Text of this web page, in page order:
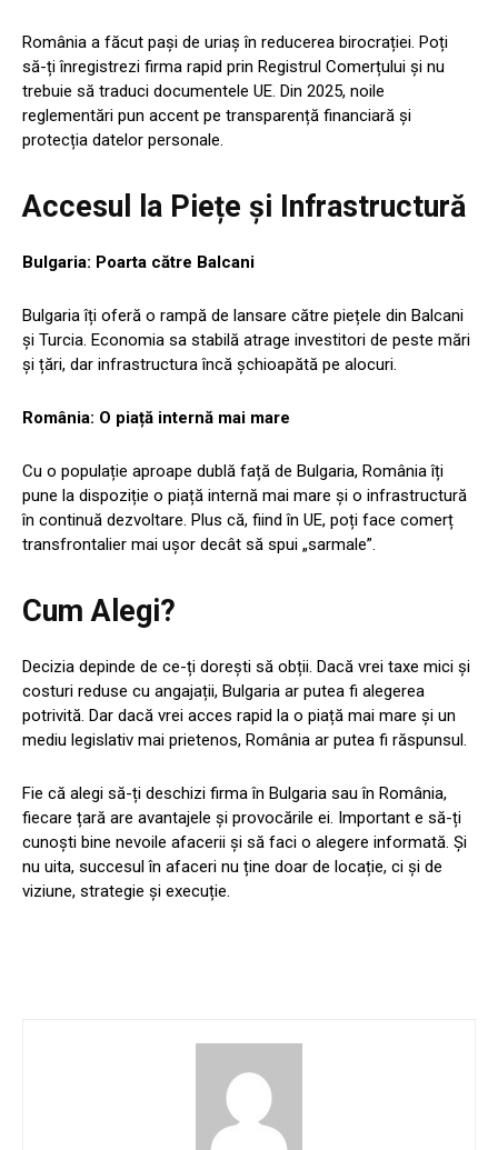
România a făcut pași de uriaș în reducerea birocrației. Poți
să-ți înregistrezi firma rapid prin Registrul Comerțului și nu
trebuie să traduci documentele UE. Din 2025, noile
reglementări pun accent pe transparență financiară și
protecția datelor personale.
Accesul la Piețe și Infrastructură
Bulgaria: Poarta către Balcani
Bulgaria îți oferă o rampă de lansare către piețele din Balcani
și Turcia. Economia sa stabilă atrage investitori de peste mări
și țări, dar infrastructura încă șchioapătă pe alocuri.
România: O piață internă mai mare
Cu o populație aproape dublă față de Bulgaria, România îți
pune la dispoziție o piață internă mai mare și o infrastructură
în continuă dezvoltare. Plus că, fiind în UE, poți face comerț
transfrontalier mai ușor decât să spui „sarmale”.
Cum Alegi?
Decizia depinde de ce-ți dorești să obții. Dacă vrei taxe mici și
costuri reduse cu angajații, Bulgaria ar putea fi alegerea
potrivită. Dar dacă vrei acces rapid la o piață mai mare și un
mediu legislativ mai prietenos, România ar putea fi răspunsul.
Fie că alegi să-ți deschizi firma în Bulgaria sau în România,
fiecare țară are avantajele și provocările ei. Important e să-ți
cunoști bine nevoile afacerii și să faci o alegere informată. Și
nu uita, succesul în afaceri nu ține doar de locație, ci și de
viziune, strategie și execuție.